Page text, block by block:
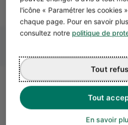
l'icône « Paramétrer les cookies
chaque page. Pour en savoir
consultez notre politique de
Tout
Tout
En savoir
Les inconvénients
micro-
Toutefois, la micro-entreprise